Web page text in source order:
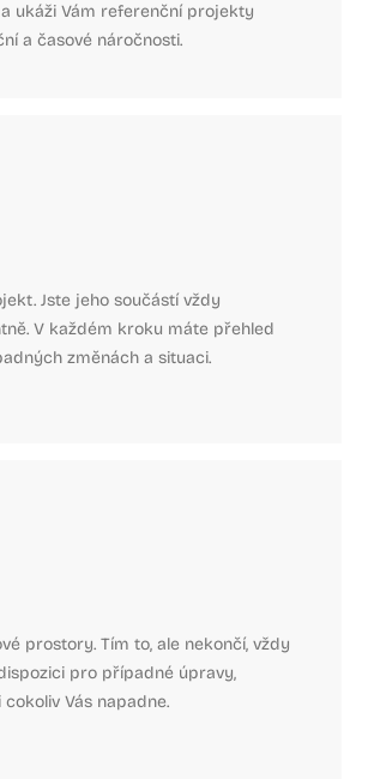
ukáži Vám referenční projekty
a časové náročnosti.
Jste jeho součástí vždy
V každém kroku máte přehled
změnách a situaci.
prostory. Tím to, ale nekončí, vždy
pro případné úpravy,
Vás napadne.